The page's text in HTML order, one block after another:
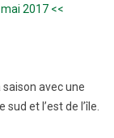
2017 <<
avec une
et l’est de l’île.